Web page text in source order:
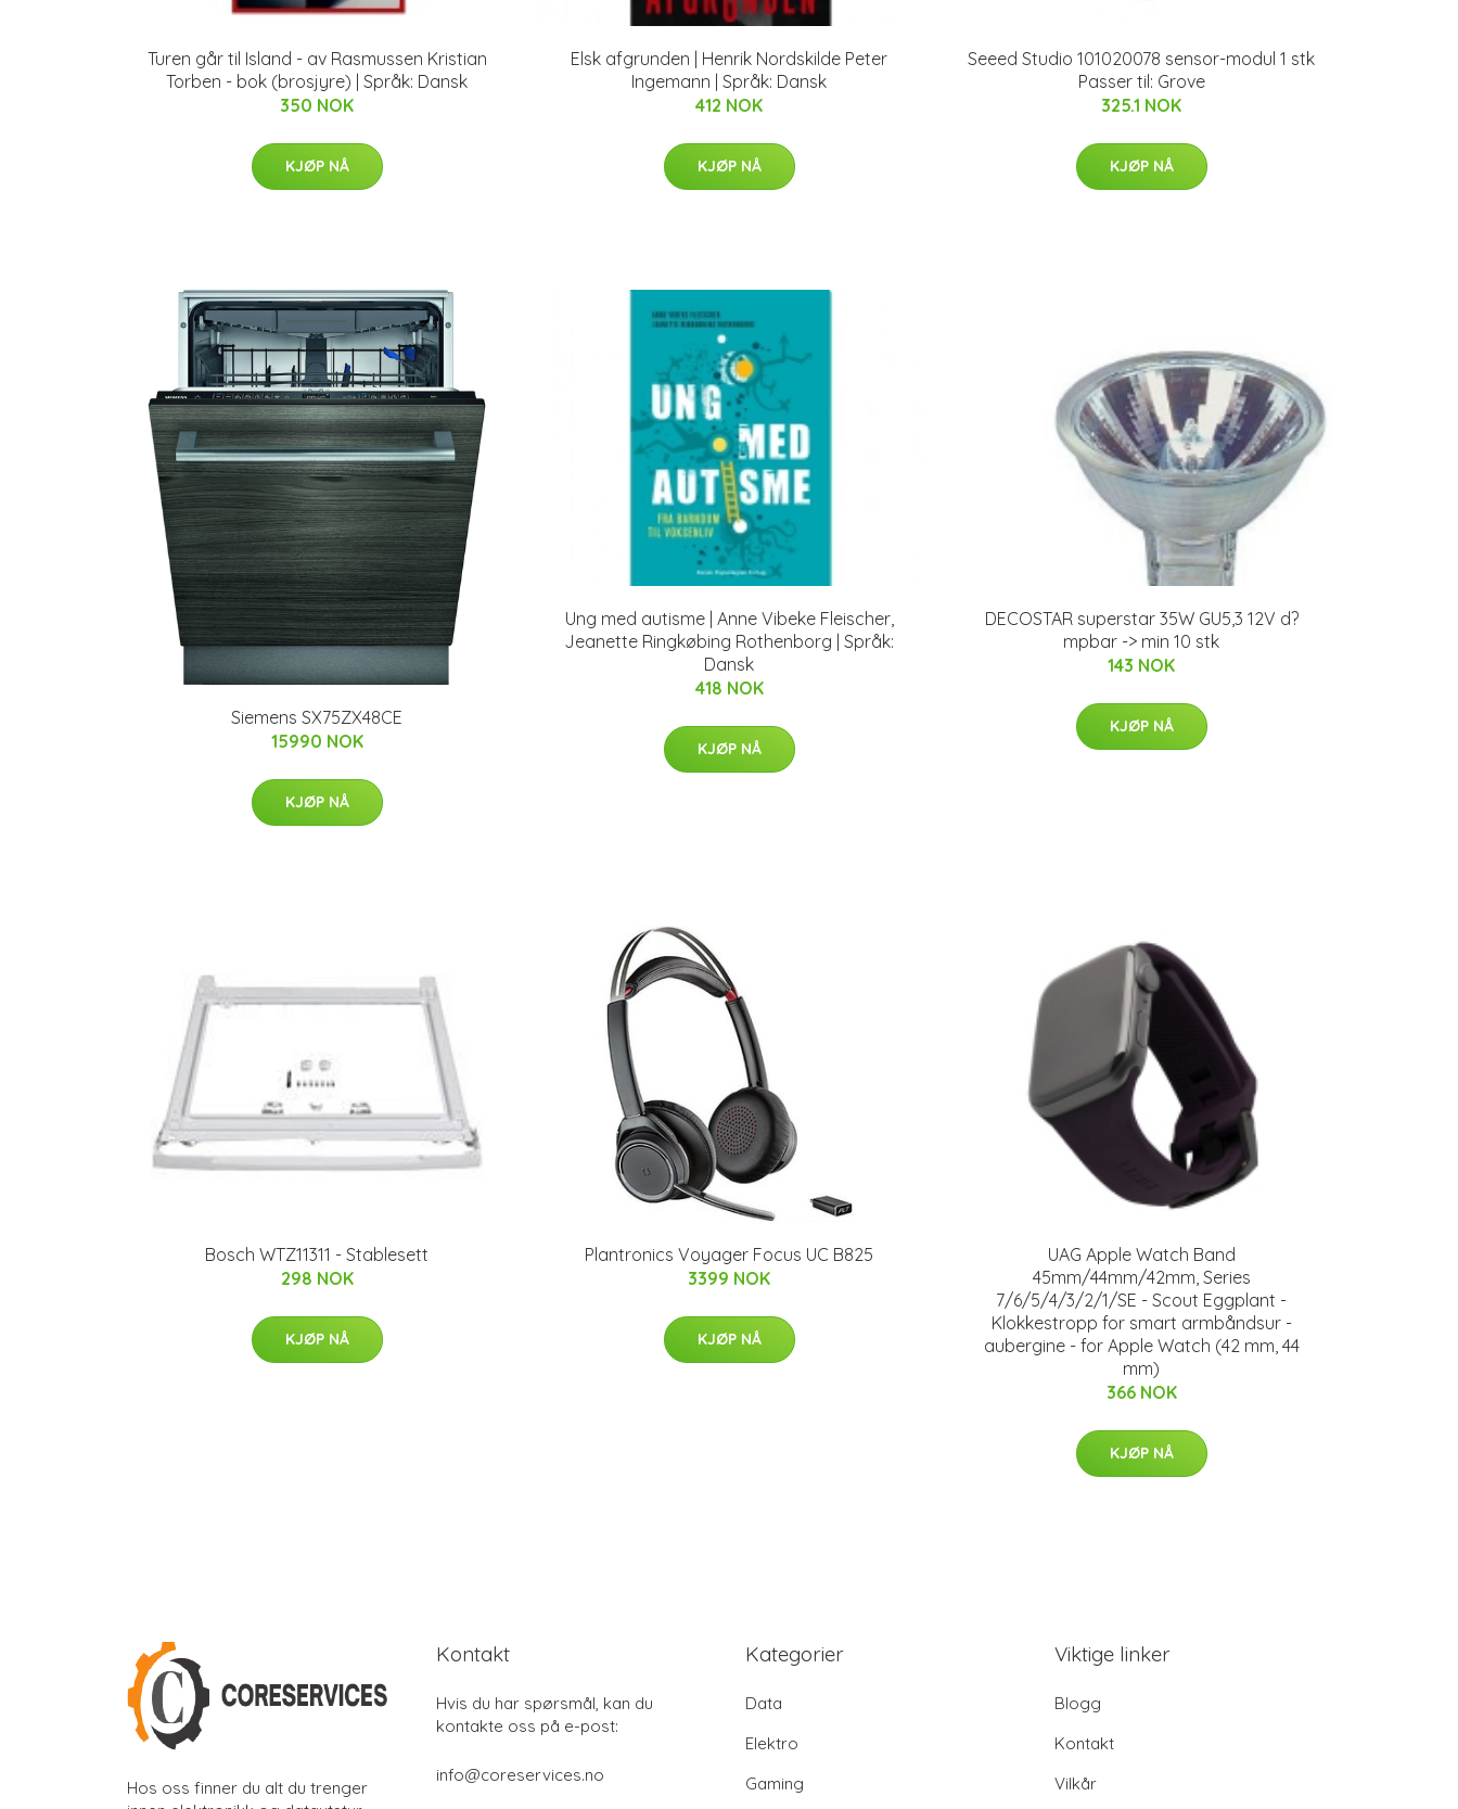
Turen går til Island - av Rasmussen Kristian
Torben - bok (brosjyre) | Språk: Dansk
350 NOK
KJØP NÅ
Elsk afgrunden | Henrik Nordskilde Peter
Ingemann | Språk: Dansk
412 NOK
KJØP NÅ
Seeed Studio 101020078 sensor-modul 1 stk
Passer til: Grove
325.1 NOK
KJØP NÅ
Siemens SX75ZX48CE
15990 NOK
KJØP NÅ
Ung med autisme | Anne Vibeke Fleischer,
Jeanette Ringkøbing Rothenborg | Språk:
Dansk
418 NOK
KJØP NÅ
DECOSTAR superstar 35W GU5,3 12V d?
mpbar -> min 10 stk
143 NOK
KJØP NÅ
Bosch WTZ11311 - Stablesett
298 NOK
KJØP NÅ
Plantronics Voyager Focus UC B825
3399 NOK
KJØP NÅ
UAG Apple Watch Band
45mm/44mm/42mm, Series
7/6/5/4/3/2/1/SE - Scout Eggplant -
Klokkestropp for smart armbåndsur -
aubergine - for Apple Watch (42 mm, 44
mm)
366 NOK
KJØP NÅ
Hos oss finner du alt du trenger
Kontakt
Hvis du har spørsmål, kan du
kontakte oss på e-post:
info@coreservices.no
Kategorier
Data
Elektro
Gaming
Viktige linker
Blogg
Kontakt
Vilkår